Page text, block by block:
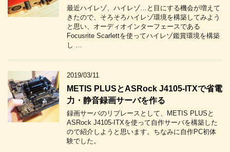
最近ハイレゾ、ハイレゾ…と目にする機会が増えて
きたので、そろそろハイレゾ環境を構築してみよう
と思い、オーディオインターフェースである
Focusrite Scarlettを使ってハイレゾ鑑賞環境を構築
し …
2019/03/11
METIS PLUSとASRock J4105-ITXで省電
力・静音録画サーバを作る
録画サーバのリプレースとして、METIS PLUSと
ASRock J4105-ITXを使って自作サーバを構築した
ので紹介しようと思います。ちなみに自作PC初体
験でした。